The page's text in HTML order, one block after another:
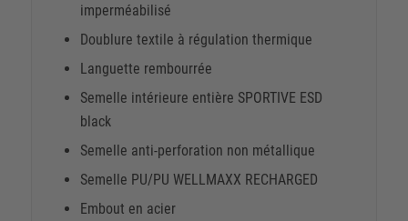
imperméabilisé
Doublure textile à régulation thermique
Languette rembourrée
Semelle intérieure entière SPORTIVE ESD
black
Semelle anti-perforation non métallique
Semelle PU/PU WELLMAXX RECHARGED
Embout en acier